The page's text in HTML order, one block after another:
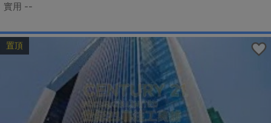
實用 --
置頂